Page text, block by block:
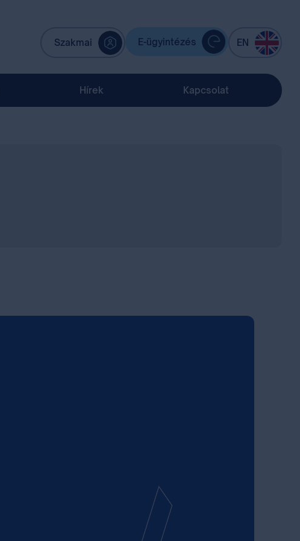
Szakmai E-ügyintézés EN
Hírek Kapcsolat